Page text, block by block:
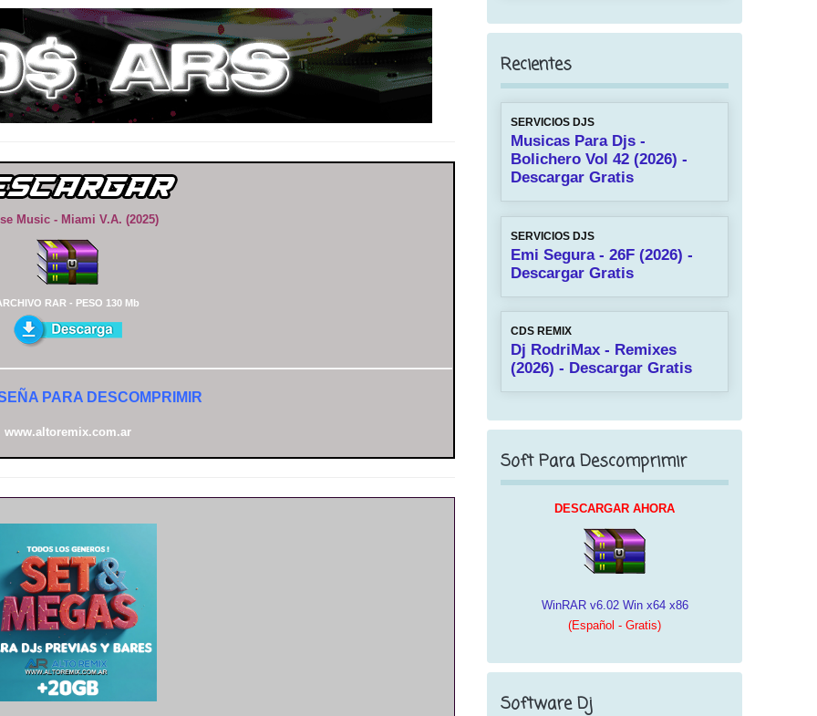
Music - Miami V.A. (2025)
RAR - PESO 130 Mb
PARA DESCOMPRIMIR
www.altoremix.com.ar
Recientes
SERVICIOS DJS
Musicas Para Djs -
Bolichero Vol 42 (2026) -
Descargar Gratis
SERVICIOS DJS
Emi Segura - 26F (2026) -
Descargar Gratis
CDS REMIX
Dj RodriMax - Remixes
(2026) - Descargar Gratis
Soft Para Descomprimir
DESCARGAR AHORA
WinRAR v6.02 Win x64 x86
(Español - Gratis)
Software Dj